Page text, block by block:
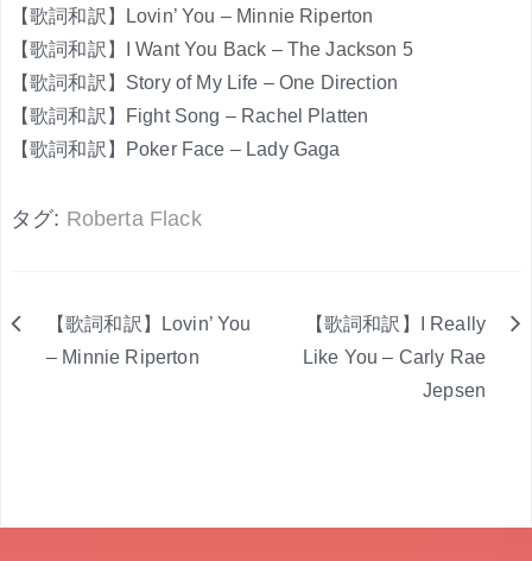
【歌詞和訳】Lovin’ You – Minnie Riperton
【歌詞和訳】I Want You Back – The Jackson 5
【歌詞和訳】Story of My Life – One Direction
【歌詞和訳】Fight Song – Rachel Platten
【歌詞和訳】Poker Face – Lady Gaga
タグ: Roberta Flack
【歌詞和訳】Lovin’ You
– Minnie Riperton
【歌詞和訳】I Really
Like You – Carly Rae
Jepsen